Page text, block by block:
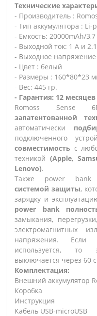
Технические
- Производитель :
- Тип аккумулятора : Li-
- Емкость: 20000mAh/3,7
- Выходной ток: 1 А и
- Выходное напряжение
- Цвет : белый
- Размеры : 160*80*23
- Вес: 445 гр.
- Гарантия: 12 месяцев
Romoss Sense
запатентованной
автоматически
подключенного
совместимость с
техникой (Apple,
Lenovo).
Также power
системой защиты,
зарядку и
power bank
замыкания,
электромагнитных
напряжения. Если
используется, то
выключается через 60
Комплектация:
Внешний аккумулятор
Коробка
Инструкция
Кабель USB-microUSB